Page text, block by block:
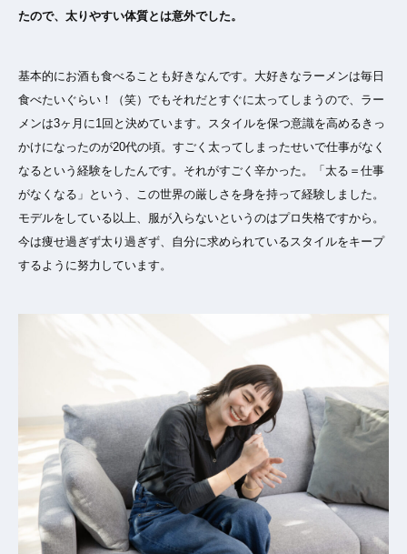
たので、太りやすい体質とは意外でした。
基本的にお酒も食べることも好きなんです。大好きなラーメンは毎日
食べたいぐらい！（笑）でもそれだとすぐに太ってしまうので、ラー
メンは3ヶ月に1回と決めています。スタイルを保つ意識を高めるきっ
かけになったのが20代の頃。すごく太ってしまったせいで仕事がなく
なるという経験をしたんです。それがすごく辛かった。「太る＝仕事
がなくなる」という、この世界の厳しさを身を持って経験しました。
モデルをしている以上、服が入らないというのはプロ失格ですから。
今は痩せ過ぎず太り過ぎず、自分に求められているスタイルをキープ
するように努力しています。